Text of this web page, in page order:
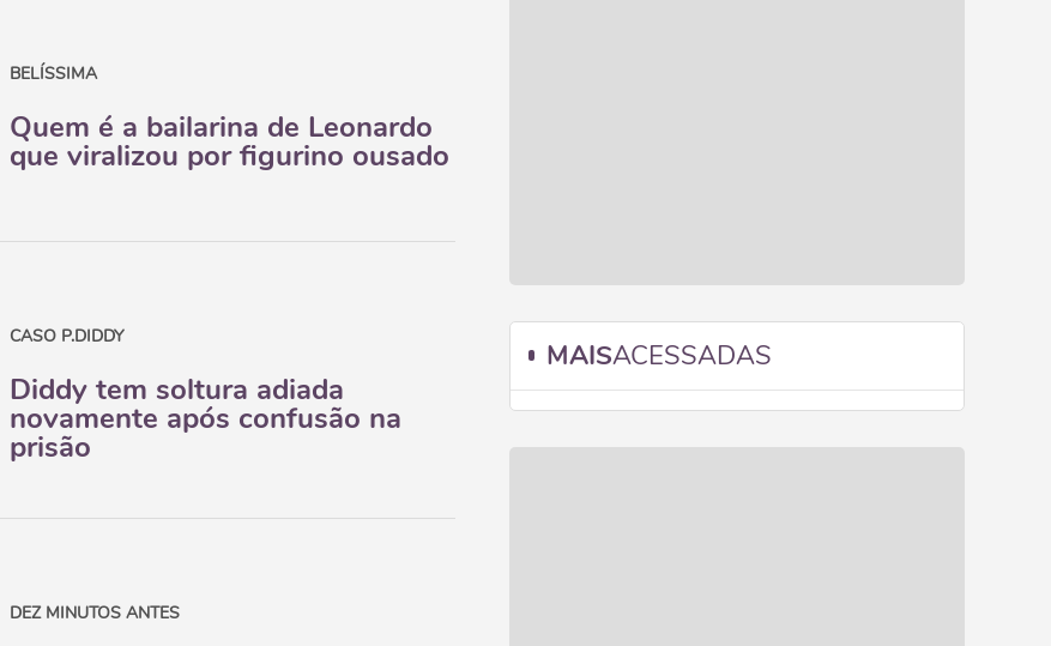
BELÍSSIMA
Quem é a bailarina de Leonardo
que viralizou por figurino ousado
CASO P.DIDDY
Diddy tem soltura adiada
novamente após confusão na
prisão
DEZ MINUTOS ANTES
MAISACESSADAS